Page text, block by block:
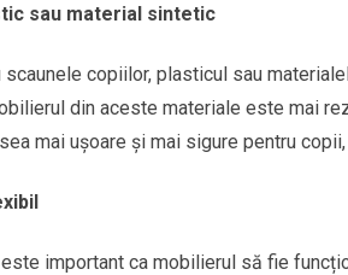
sau material sintetic
copiilor, plasticul sau
din aceste materiale este mai
mai ușoare și mai sigure pentru
important ca mobilierul să fie